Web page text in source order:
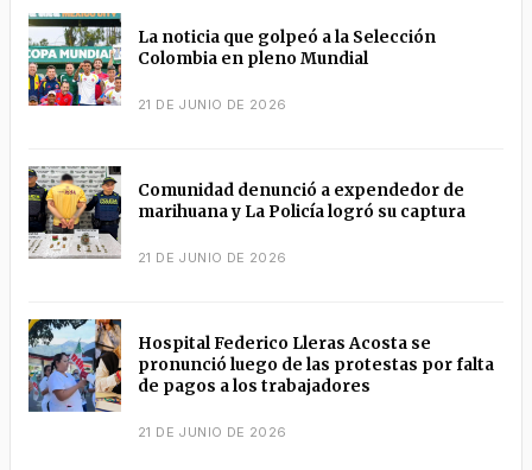
La noticia que golpeó a la Selección
Colombia en pleno Mundial
21 DE JUNIO DE 2026
Comunidad denunció a expendedor de
marihuana y La Policía logró su captura
21 DE JUNIO DE 2026
Hospital Federico Lleras Acosta se
pronunció luego de las protestas por falta
de pagos a los trabajadores
21 DE JUNIO DE 2026